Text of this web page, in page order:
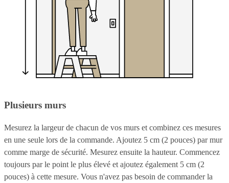
Plusieurs murs
Mesurez la largeur de chacun de vos murs et combinez ces mesures
en une seule lors de la commande. Ajoutez 5 cm (2 pouces) par mur
comme marge de sécurité. Mesurez ensuite la hauteur. Commencez
toujours par le point le plus élevé et ajoutez également 5 cm (2
pouces) à cette mesure. Vous n'avez pas besoin de commander la